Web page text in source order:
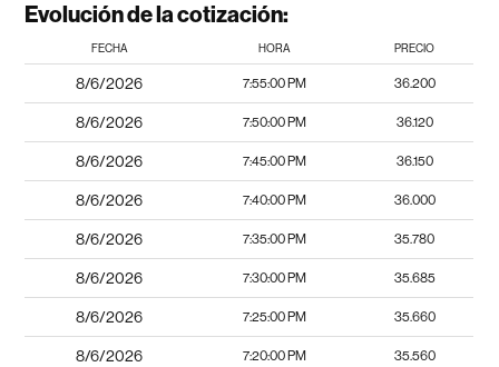
Evolución de la cotización:
FECHA HORA PRECIO
8/6/2026 7:55:00 PM 36.200
8/6/2026 7:50:00 PM 36.120
8/6/2026 7:45:00 PM 36.150
8/6/2026 7:40:00 PM 36.000
8/6/2026 7:35:00 PM 35.780
8/6/2026 7:30:00 PM 35.685
8/6/2026 7:25:00 PM 35.660
8/6/2026 7:20:00 PM 35.560